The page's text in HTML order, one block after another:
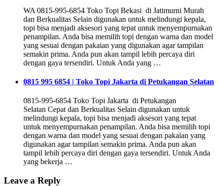
WA 0815-995-6854 Toko Topi Bekasi di Jatimurni Murah
dan Berkualitas Selain digunakan untuk melindungi kepala,
topi bisa menjadi aksesori yang tepat untuk menyempurnakan
penampilan. Anda bisa memilih topi dengan warna dan model
yang sesuai dengan pakaian yang digunakan agar tampilan
semakin prima. Anda pun akan tampil lebih percaya diri
dengan gaya tersendiri. Untuk Anda yang …
0815 995 6854 | Toko Topi Jakarta di Petukangan Selatan
0815-995-6854 Toko Topi Jakarta di Petukangan
Selatan Cepat dan Berkualitas Selain digunakan untuk
melindungi kepala, topi bisa menjadi aksesori yang tepat
untuk menyempurnakan penampilan. Anda bisa memilih topi
dengan warna dan model yang sesuai dengan pakaian yang
digunakan agar tampilan semakin prima. Anda pun akan
tampil lebih percaya diri dengan gaya tersendiri. Untuk Anda
yang bekerja …
Leave a Reply